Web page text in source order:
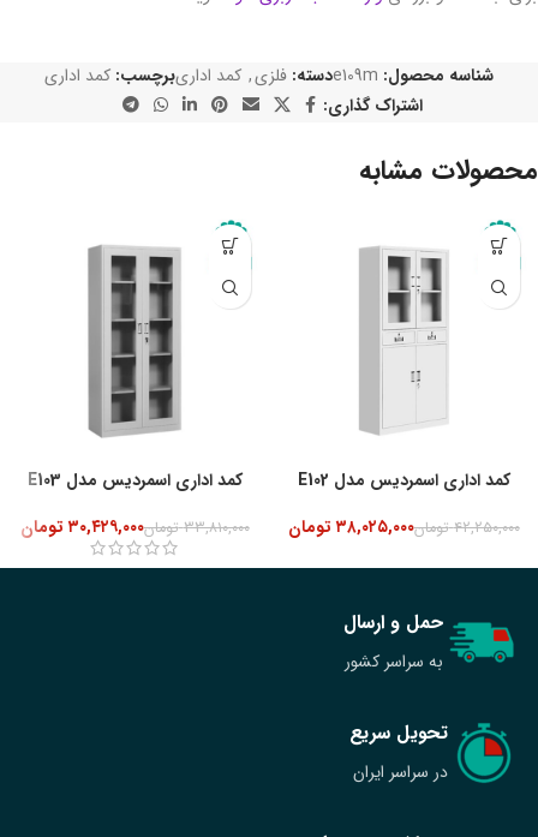
شناسه محصول: e109mدسته: فلزی, کمد اداریبرچسب: کمد اداری
اشتراک گذاری:
محصولات مشابه
-10%
کمد اداری اسمردیس مدل E102
۴۲,۲۵۰,۰۰۰ تومان۳۸,۰۲۵,۰۰۰ تومان
کمد اداری اسمردیس مدل E103
۳۳,۸۱۰,۰۰۰ تومان۳۰,۴۲۹,۰۰۰ تومان
تحویل سریع
در سراسر ایران
حمل و ارسال
به سراسر کشور